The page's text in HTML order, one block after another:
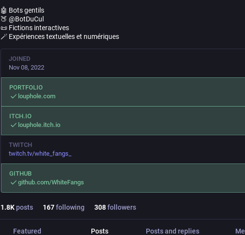
🤖 Bots gentils
🍑 @BotDuCul
📜 Fictions interactives
🪄 Expériences textuelles et numériques
JOINED
Nov 08, 2022
PORTFOLIO
louphole.com
ITCH.IO
louphole.itch.io
TWITCH
twitch.tv/white_fangs_
GITHUB
github.com/WhiteFangs
1.8Kposts 167following 308followers
Featured Posts Posts and replies